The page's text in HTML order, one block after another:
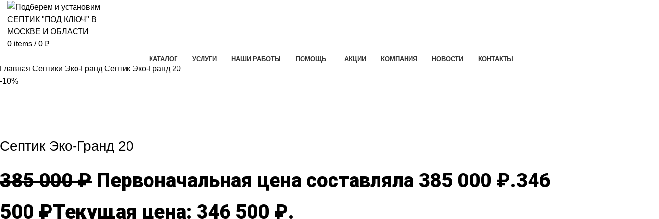
0 items / 0 ₽
КАТАЛОГ УСЛУГИ НАШИ РАБОТЫ ПОМОЩЬ АКЦИИ КОМПАНИЯ НОВОСТИ КОНТАКТЫ
Главная Септики Эко-Гранд Септик Эко-Гранд 20
-10%
Септик Эко-Гранд 20
385 000₽ Первоначальная цена составляла 385 000 ₽.346
500 ₽Текущая цена: 346 500 ₽.